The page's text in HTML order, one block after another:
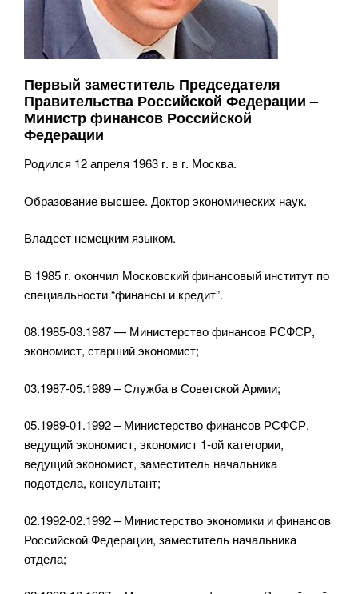
Первый заместитель Председателя
Правительства Российской Федерации –
Министр финансов Российской
Федерации
Родился 12 апреля 1963 г. в г. Москва.
Образование высшее. Доктор экономических наук.
Владеет немецким языком.
В 1985 г. окончил Московский финансовый институт по
специальности “финансы и кредит”.
08.1985-03.1987 — Министерство финансов РСФСР,
экономист, старший экономист;
03.1987-05.1989 – Служба в Советской Армии;
05.1989-01.1992 – Министерство финансов РСФСР,
ведущий экономист, экономист 1-ой категории,
ведущий экономист, заместитель начальника
подотдела, консультант;
02.1992-02.1992 – Министерство экономики и финансов
Российской Федерации, заместитель начальника
отдела;